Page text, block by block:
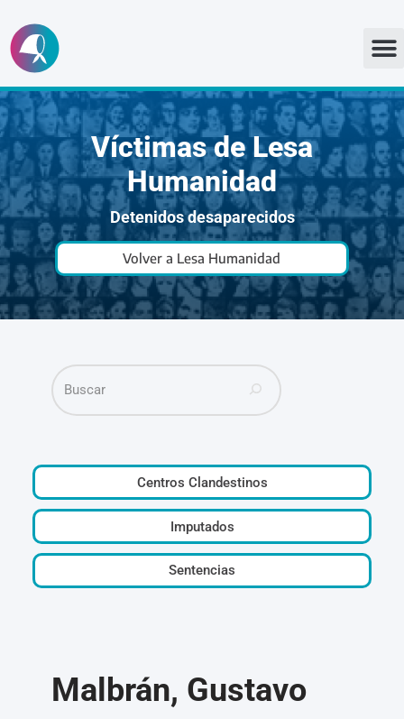
Ir
al
contenido
Víctimas de Lesa
Humanidad
Detenidos desaparecidos
Volver a Lesa Humanidad
Centros Clandestinos
Imputados
Sentencias
Malbrán, Gustavo